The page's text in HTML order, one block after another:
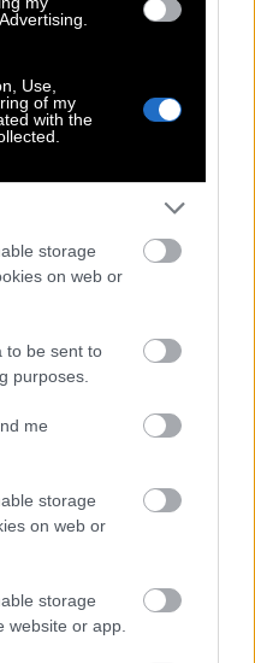
Use,
of my
with the
storage
on web or
to be sent to
purposes.
me
storage
on web or
storage
website or app.
Κλέλιας Ανδριολάτου
που μάθαμε για την
Καλομοίρα
αλλά έχω υπάρξει
«λίγο βαμμένη,